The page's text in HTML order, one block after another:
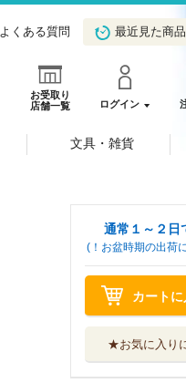
よくある質問 最近見た商品
お受取り
店舗一覧
ログイン
文具・雑貨
通常１～２日
(！お盆時期の出荷
カート
★お気に入り